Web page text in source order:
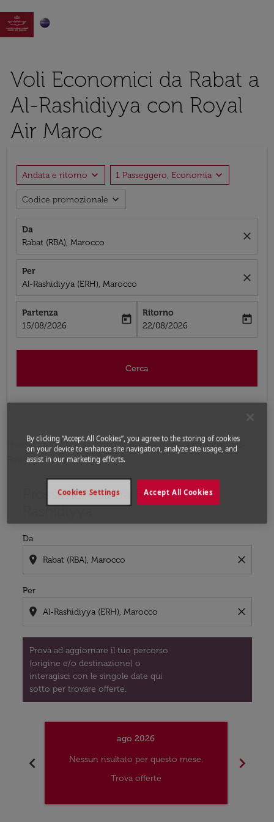

Voli Economici da Rabat a
Al-Rashidiyya con Royal
Air Maroc
Andata e ritorno expand_more 1 Passeggero, Economia expand_more
Codice promozionale expand_more
Da
Rabat (RBA), Marocco
close
Per
Al-Rashidiyya (ERH), Marocco
close
Partenza
fc-booking-departure-date-aria-label
15/08/2026
today
Ritorno
fc-booking-return-date-aria-label
22/08/2026
today
Cerca
Home Voli Voli per Marocco
Voli Rabat - Al-
Rashidiyya
Prossimo voli da Rabat a Al-
Rashidiyya
Da
location_on close
Per
location_on close
Prova ad aggiornare il tuo percorso
(origine e/o destinazione) o
interagisci con le singole date qui
sotto per trovare offerte.
Prova ad aggiornare il tuo percorso (origine e/o
chevron_left
ago 2026
Nessun risultato per questo mese.
Trova offerte
chevron_right
By clicking “Accept All Cookies”, you agree to the storing of cookies
on your device to enhance site navigation, analyze site usage, and
assist in our marketing efforts.
Accept All Cookies
Cookies Settings